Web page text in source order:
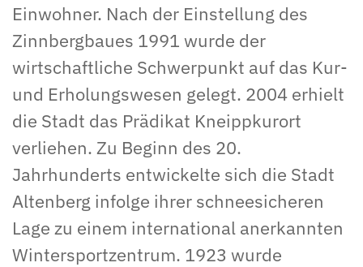
Einwohner. Nach der Einstellung des
Zinnbergbaues 1991 wurde der
wirtschaftliche Schwerpunkt auf das Kur-
und Erholungswesen gelegt. 2004 erhielt
die Stadt das Prädikat Kneippkurort
verliehen. Zu Beginn des 20.
Jahrhunderts entwickelte sich die Stadt
Altenberg infolge ihrer schneesicheren
Lage zu einem international anerkannten
Wintersportzentrum. 1923 wurde